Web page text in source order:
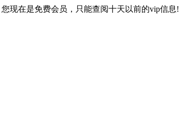
现在是免费会员，只能查阅十天以前的vip信息!